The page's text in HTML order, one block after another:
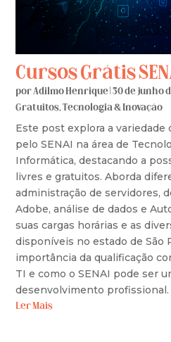
Cursos Grátis
porAdilmo Henrique |30 de junho
Gratuitos,Tecnologia & Inovação
Este post explora a variedade
pelo SENAI na área de
Informática, destacando a
livres e gratuitos. Aborda
administração de servidores,
Adobe, análise de dados e
suas cargas horárias e as
disponíveis no estado de São
importância da qualificação
TI e como o SENAI pode ser
desenvolvimento profissional.
Ler Mais